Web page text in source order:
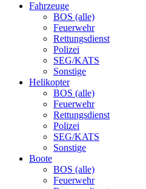
Fahrzeuge
BOS (alle)
Feuerwehr
Rettungsdienst
Polizei
SEG/KATS
Sonstige
Helikopter
BOS (alle)
Feuerwehr
Rettungsdienst
Polizei
SEG/KATS
Sonstige
Boote
BOS (alle)
Feuerwehr